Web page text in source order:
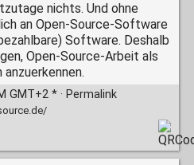
nichts. Und ohne
an Open-Source-Software
Software. Deshalb
Open-Source-Arbeit als
GMT+2 * · Permalink